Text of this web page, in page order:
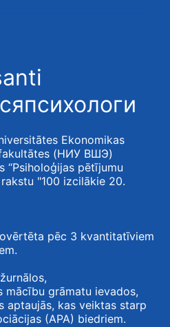
Ekonomikas
(НИУ ВШЭ)
“Psiholoģijas pētījumu
"100 izcilākie 20.
pēc 3 kvantitatīviem
grāmatu ievados,
kas veiktas starp
(APA) biedriem.